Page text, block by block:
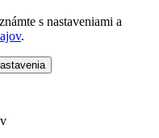
s nastaveniami a
.